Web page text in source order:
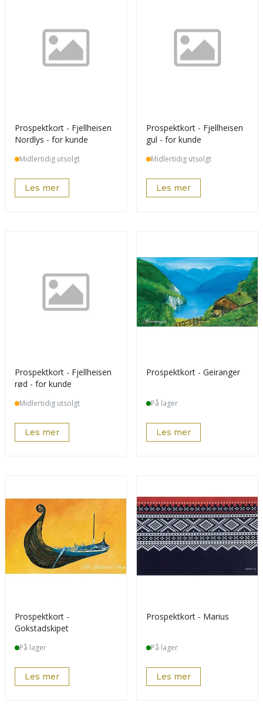
Prospektkort - Fjellheisen
Nordlys - for kunde
Midlertidig utsolgt
Les mer
Prospektkort - Fjellheisen
gul - for kunde
Midlertidig utsolgt
Les mer
Prospektkort - Fjellheisen
rød - for kunde
Midlertidig utsolgt
Les mer
Prospektkort - Geiranger
På lager
Les mer
Prospektkort -
Gokstadskipet
På lager
Les mer
Prospektkort - Marius
På lager
Les mer